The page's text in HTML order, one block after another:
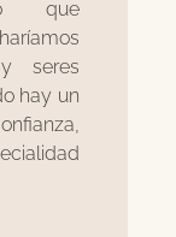
que
seres
hay un